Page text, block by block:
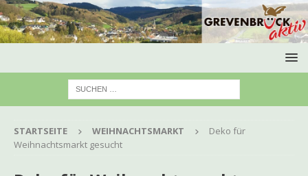
STARTSEITE WEIHNACHTSMARKT
Deko für
Weihnachtsmarkt gesucht